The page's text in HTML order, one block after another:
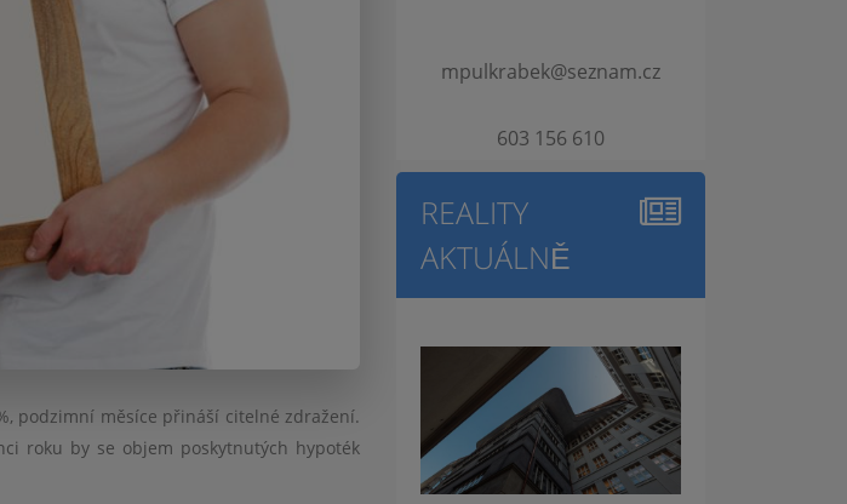
podzimní měsíce přináší citelné zdražení.
roku by se objem poskytnutých hypoték
mpulkrabek@seznam.cz
603 156 610
REALITY
AKTUÁLNĚ